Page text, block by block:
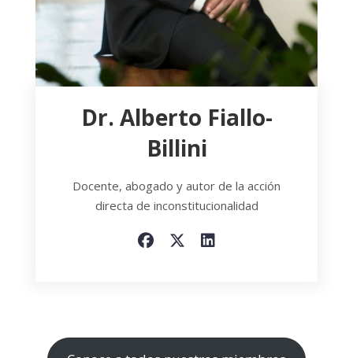
Dr. Alberto Fiallo-
Billini
Docente, abogado y autor de la acción
directa de inconstitucionalidad